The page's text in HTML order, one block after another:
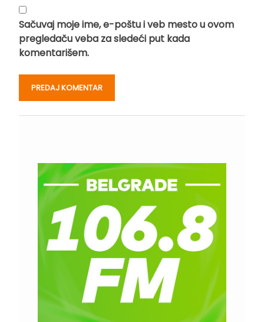
Sačuvaj moje ime, e-poštu i veb mesto u ovom
pregledaču veba za sledeći put kada
komentarišem.